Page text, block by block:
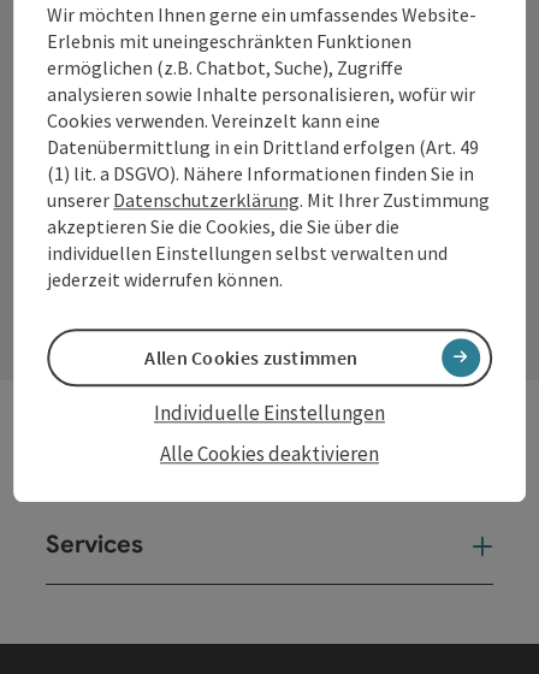
Montag – Donnerstag: 8–12 Uhr und 13–16 Uhr
Freitag: 8–13 Uhr
FacebookInstagramYouTubeLinkedIn
Kontaktformular
Andere Webseiten
Services
Wir möchten Ihnen gerne ein umfassendes Website-
Erlebnis mit uneingeschränkten Funktionen
ermöglichen (z.B. Chatbot, Suche), Zugriffe
analysieren sowie Inhalte personalisieren, wofür wir
Cookies verwenden. Vereinzelt kann eine
Datenübermittlung in ein Drittland erfolgen (Art. 49
(1) lit. a DSGVO). Nähere Informationen finden Sie in
unserer Datenschutzerklärung. Mit Ihrer Zustimmung
akzeptieren Sie die Cookies, die Sie über die
individuellen Einstellungen selbst verwalten und
jederzeit widerrufen können.
Alle Cookies deaktivieren
Individuelle Einstellungen
Allen Cookies zustimmen